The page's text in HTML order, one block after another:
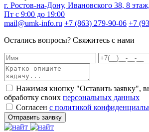
г. Ростов-на-Дону, Ивановского 38, 8
Пт с 9:00 до 19:00
mail@umk-info.ru +7 (863) 279-90-06 +7
Остались вопросы? Свяжитесь с нами
Нажимая кнопку "Оставить заявку",
обработку своих персональных данных
Согласен с политикой
Отправить заявку